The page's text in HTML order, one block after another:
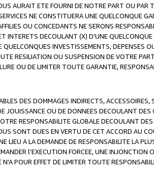
AURAIT ETE FOURNI DE NOTRE PART OU PAR
NE CONSTITUERA UNE QUELCONQUE
OU CONCEDANTS NE SERONS
INTERETS DECOULANT (X) D'UNE
INVESTISSEMENTS, DEPENSES
RESILIATION OU SUSPENSION DE VOTRE
OU DE LIMITER TOUTE GARANTIE,
DES DOMMAGES INDIRECTS, ACCESSOIRES,
OU DE DONNEES DECOULANT DES
RESPONSABILITE GLOBALE DECOULANT DES
SONT DUES EN VERTU DE CET ACCORD AU
LIEU A LA DEMANDE DE RESPONSABILITE LA
l'EXECUTION FORCEE, UNE INJONCTION
POUR EFFET DE LIMITER TOUTE